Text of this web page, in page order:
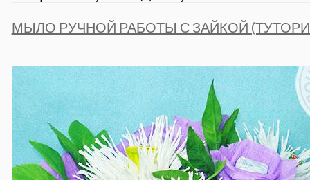
МЫЛО РУЧНОЙ РАБОТЫ С ЗАЙКОЙ